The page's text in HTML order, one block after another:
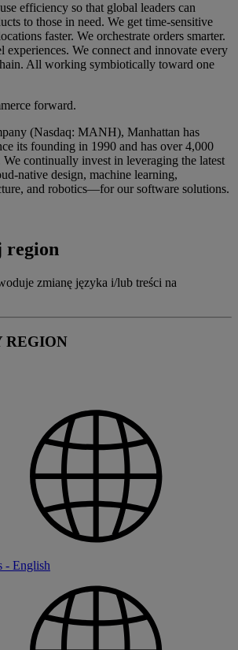
efficiency so that global leaders can
to those in need. We get time-sensitive
faster. We orchestrate orders smarter.
experiences. We connect and innovate every
All working symbiotically toward one
forward.
(Nasdaq: MANH), Manhattan has
its founding in 1990 and has over 4,000
continually invest in leveraging the latest
native design, machine learning,
and robotics—for our software solutions.
region
zmianę języka i/lub treści na
REGION
- English